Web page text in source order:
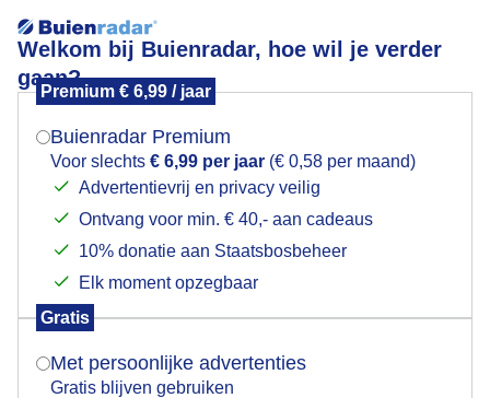
Welkom bij Buienradar, hoe wil je verder
gaan?
Premium € 6,99 / jaar
Buienradar Premium
Voor slechts € 6,99 per jaar (€ 0,58 per maand)
Advertentievrij en privacy veilig
Ontvang voor min. € 40,- aan cadeaus
10% donatie aan Staatsbosbeheer
Elk moment opzegbaar
Gratis
Met persoonlijke advertenties
Gratis blijven gebruiken
LENTEWEER
Mogen we je locatie gebruiken voor het
Indien je hier nog geen akkoord op hebt gegeven,
verschijnt er zo een pop-up uit je browser waarin
Is goed, toon de popup